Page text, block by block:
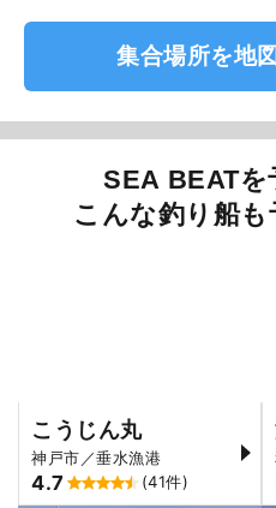
集合場所を地
SEA BEATを
こんな釣り船
こうじん丸
神戸市／垂水漁港
4.7 (41件)